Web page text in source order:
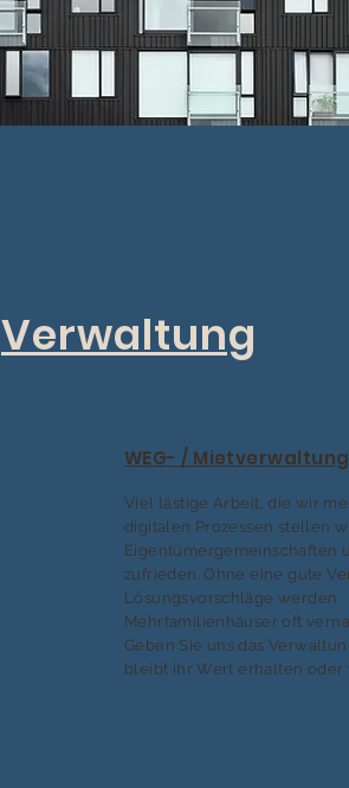
Verwaltung
WEG- / Mietverwaltung
Viel lästige Arbeit, die wir
digitalen Prozessen stellen
Eigentümergemeinschaften
zufrieden. Ohne eine gute
Lösungsvorschläge werden
Mehrfamilienhäuser oft
Geben Sie uns das
bleibt ihr Wert erhalten oder